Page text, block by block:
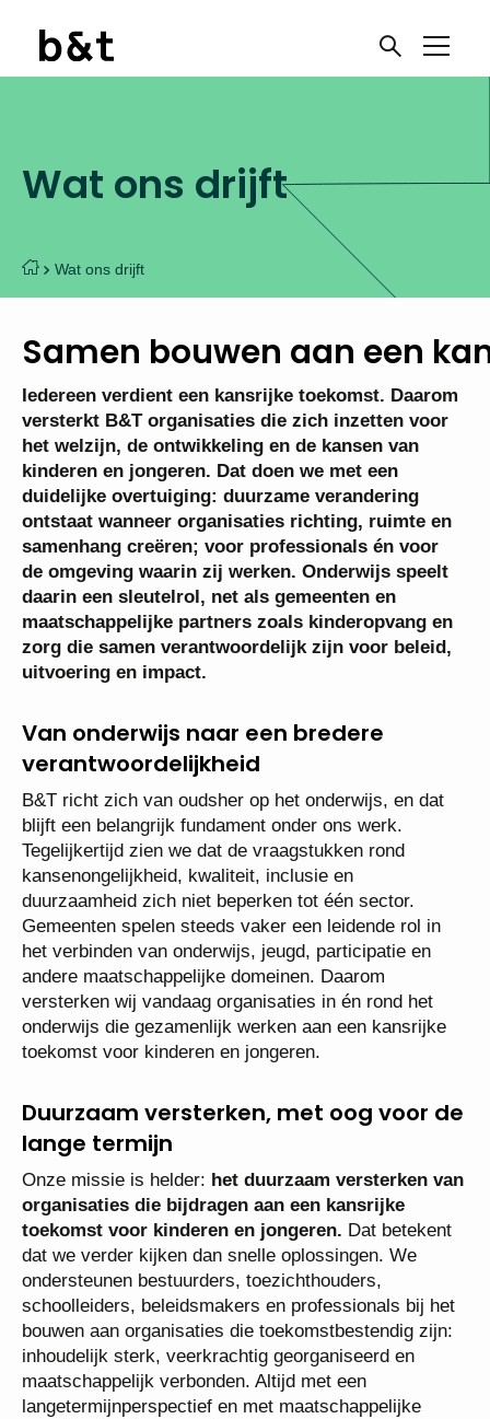
Wat ons drijft
Wat ons drijft
Samen bouwen aan een
Iedereen verdient een kansrijke toekomst. Daarom
versterkt B&T organisaties die zich inzetten voor
het welzijn, de ontwikkeling en de kansen van
kinderen en jongeren. Dat doen we met een
duidelijke overtuiging: duurzame verandering
ontstaat wanneer organisaties richting, ruimte en
samenhang creëren; voor professionals én voor
de omgeving waarin zij werken. Onderwijs speelt
daarin een sleutelrol, net als gemeenten en
maatschappelijke partners zoals kinderopvang en
zorg die samen verantwoordelijk zijn voor beleid,
uitvoering en impact.
Van onderwijs naar een bredere
verantwoordelijkheid
B&T richt zich van oudsher op het onderwijs, en dat
blijft een belangrijk fundament onder ons werk.
Tegelijkertijd zien we dat de vraagstukken rond
kansenongelijkheid, kwaliteit, inclusie en
duurzaamheid zich niet beperken tot één sector.
Gemeenten spelen steeds vaker een leidende rol in
het verbinden van onderwijs, jeugd, participatie en
andere maatschappelijke domeinen. Daarom
versterken wij vandaag organisaties in én rond het
onderwijs die gezamenlijk werken aan een kansrijke
toekomst voor kinderen en jongeren.
Duurzaam versterken, met oog voor de
lange termijn
Onze missie is helder: het duurzaam versterken van
organisaties die bijdragen aan een kansrijke
toekomst voor kinderen en jongeren. Dat betekent
dat we verder kijken dan snelle oplossingen. We
ondersteunen bestuurders, toezichthouders,
schoolleiders, beleidsmakers en professionals bij het
bouwen aan organisaties die toekomstbestendig zijn:
inhoudelijk sterk, veerkrachtig georganiseerd en
maatschappelijk verbonden. Altijd met een
langetermijnperspectief en met maatschappelijke